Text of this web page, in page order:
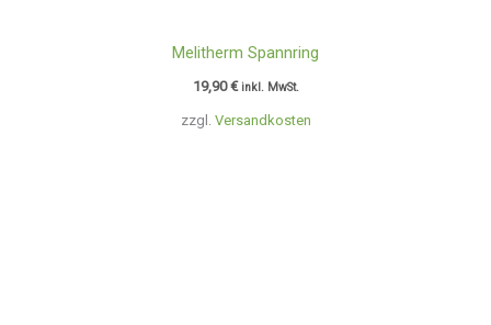
zzgl. Versandkosten
Melitherm Spannring
19,90€ inkl. MwSt.